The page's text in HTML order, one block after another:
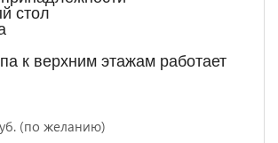
стол
к верхним этажам работает
(по желанию)